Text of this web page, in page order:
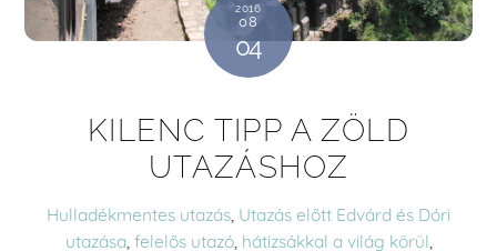
2016
08
04
KILENC TIPP A ZÖLD
UTAZÁSHOZ
Hulladékmentes utazás Utazás előtt Edvárd és Dóri
utazása, felelős utazó, hátizsákkal a világ körül